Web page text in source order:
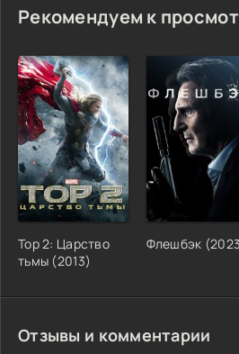
Рекомендуем к
Тор 2: Царство
тьмы (2013)
Флешбэк
Отзывы и комментарии